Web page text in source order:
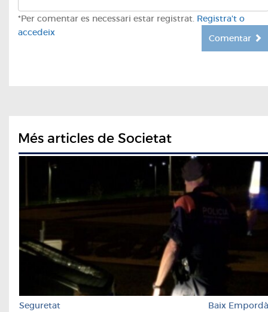
*Per comentar es necessari estar registrat. Registra't o
accedeix
Comentar
Més articles de Societat
Seguretat Baix Empordà